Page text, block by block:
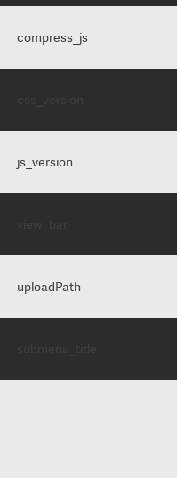
compress_js
js_version
uploadPath